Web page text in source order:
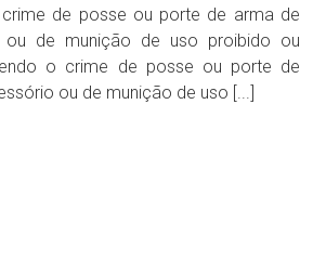
de posse ou porte de arma de
de munição de uso proibido ou
o crime de posse ou porte de
ou de munição de uso [...]